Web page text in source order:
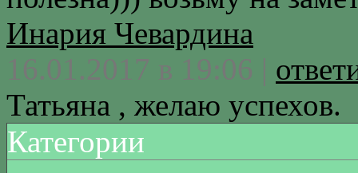
Инария Чевардина
16.01.2017 в 19:06 |
Татьяна , желаю успехов.
Категории